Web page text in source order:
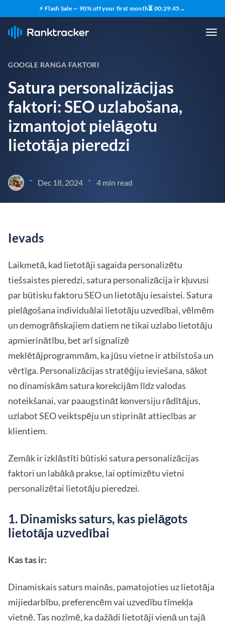
⚡ Flash Sale — 90% off your first month⏳ 00:29:44→
GOOGLE RANGA FAKTORI
Satura personalizācijas
faktori: SEO uzlabošana,
izmantojot pielāgotu
lietotāja pieredzi
• Dec 18, 2024 • 4 min read
Ievads
Laikmetā, kad lietotāji sagaida personalizētu
tiešsaistes pieredzi, satura personalizācija ir kļuvusi
par būtisku faktoru SEO un lietotāju iesaistei. Satura
pielāgošana individuālai lietotāju uzvedībai, vēlmēm
un demogrāfiskajiem datiem ne tikai uzlabo lietotāju
apmierinātību, bet arī signalizē
meklētājprogrammām, ka jūsu vietne ir atbilstoša un
vērtīga. Personalizācijas stratēģiju ieviešana, sākot
no dinamiskām satura korekcijām līdz valodas
noteikšanai, var paaugstināt konversiju rādītājus,
uzlabot SEO veiktspēju un stiprināt attiecības ar
klientiem.
Zemāk ir izklāstīti būtiski satura personalizācijas
faktori un labākā prakse, lai optimizētu vietni
personalizētai lietotāju pieredzei.
1. Dinamisks saturs, kas pielāgots
lietotāja uzvedībai
Kas tas ir:
Dinamiskais saturs mainās, pamatojoties uz lietotāja
mijiedarbību, preferencēm vai uzvedību tīmekļa
vietnē. Tas nozīmē, ka dažādi lietotāji vienā un tajā